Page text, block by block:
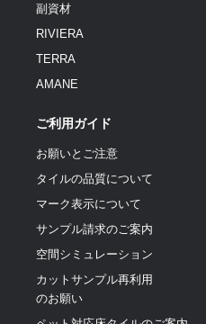
副資材
RIVIERA
TERRA
AMANE
ご利用ガイド
お願いとご注意
タイルの品質について
マーク表示について
サンプル請求のご案内
空間シミュレーション
カットサンプル再利用
のお願い